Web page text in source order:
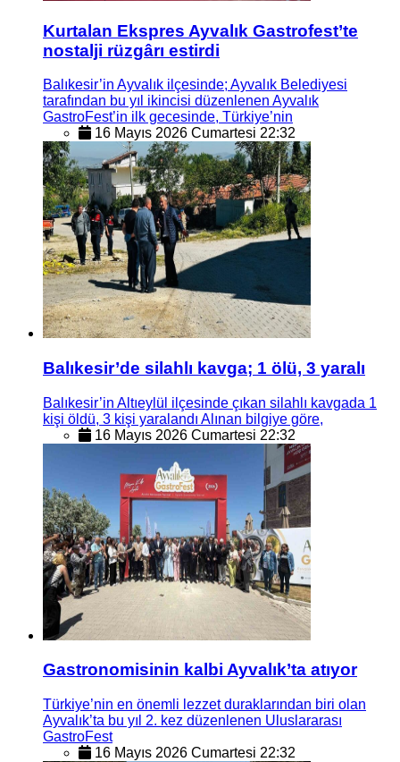
Kurtalan Ekspres Ayvalık Gastrofest’te
nostalji rüzgârı estirdi
Balıkesir’in Ayvalık ilçesinde; Ayvalık Belediyesi
tarafından bu yıl ikincisi düzenlenen Ayvalık
GastroFest’in ilk gecesinde, Türkiye’nin
16 Mayıs 2026 Cumartesi 22:32
Balıkesir’de silahlı kavga; 1 ölü, 3 yaralı
Balıkesir’in Altıeylül ilçesinde çıkan silahlı kavgada 1
kişi öldü, 3 kişi yaralandı Alınan bilgiye göre,
16 Mayıs 2026 Cumartesi 22:32
Gastronomisinin kalbi Ayvalık’ta atıyor
Türkiye’nin en önemli lezzet duraklarından biri olan
Ayvalık’ta bu yıl 2. kez düzenlenen Uluslararası
GastroFest
16 Mayıs 2026 Cumartesi 22:32